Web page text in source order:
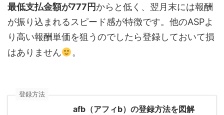
最低支払金額が777円からと低く、翌月末には報酬
が振り込まれるスピード感が特徴です。他のASPよ
り高い報酬単価を狙うのでしたら登録しておいて損
はありません
。
登録方法
afb（アフィb）の登録方法を図解